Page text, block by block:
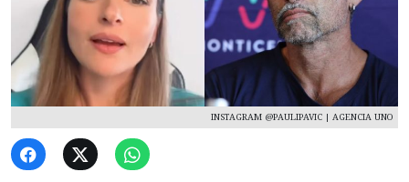
INSTAGRAM @PAULIPAVIC | AGENCIA UNO